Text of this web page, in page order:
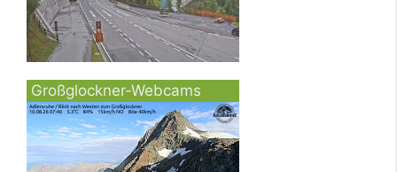
Großglockner-Webcams